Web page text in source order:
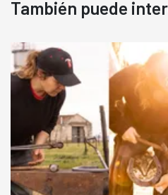
También puede